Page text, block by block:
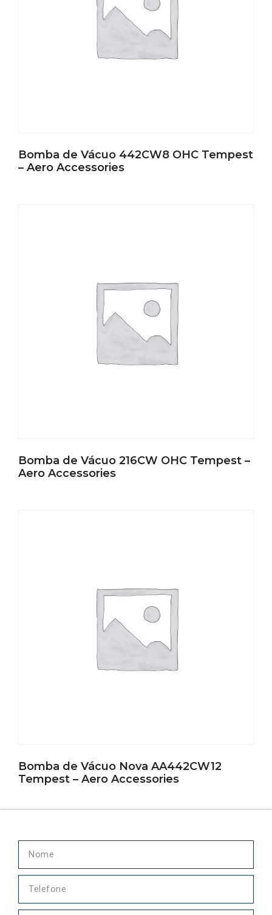
Bomba de Vácuo 442CW8 OHC Tempest
– Aero Accessories
Bomba de Vácuo 216CW OHC Tempest –
Aero Accessories
Bomba de Vácuo Nova AA442CW12
Tempest – Aero Accessories